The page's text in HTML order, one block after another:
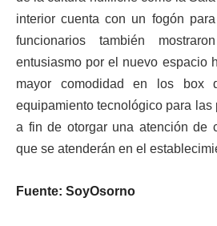
interior cuenta con un fogón
funcionarios también
entusiasmo por el nuevo espacio
mayor comodidad en los box
equipamiento tecnológico para las
a fin de otorgar una atención de
que se atenderán en el
Fuente: SoyOsorno